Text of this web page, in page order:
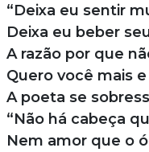
“Deixa eu sentir
Deixa eu beber
A razão por que
Quero você mais
A poeta se
“Não há cabeça
Nem amor que o